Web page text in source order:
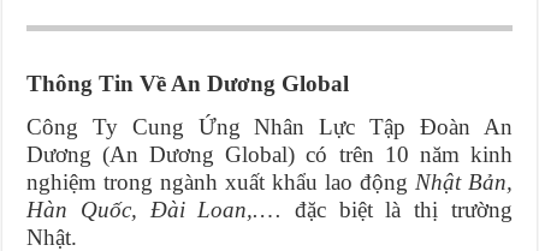
Thông Tin Về An Dương Global
Công Ty Cung Ứng Nhân Lực Tập Đoàn An
Dương (An Dương Global) có trên 10 năm kinh
nghiệm trong ngành xuất khẩu lao động Nhật Bản,
Hàn Quốc, Đài Loan,.… đặc biệt là thị trường
Nhật.